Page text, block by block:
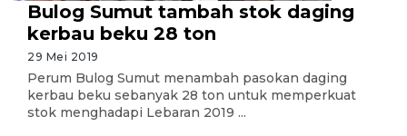
Bulog Sumut tambah stok daging
kerbau beku 28 ton
29 Mei 2019
Perum Bulog Sumut menambah pasokan daging
kerbau beku sebanyak 28 ton untuk memperkuat
stok menghadapi Lebaran 2019 ...